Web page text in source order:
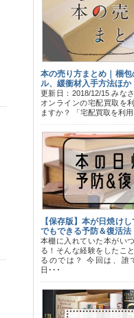
本の売り方まとめ｜梱
ル、緩衝材入手方法ほか
更新日：2018/12/15 みな
オンラインの宅配買取を
ますか？ 「宅配買取を利用
【保存版】本が日焼け
でもできる予防＆復活法
本棚に入れていた本がい
る！そんな経験をしたこ
るのでは？ 今回は、誰
日･･･